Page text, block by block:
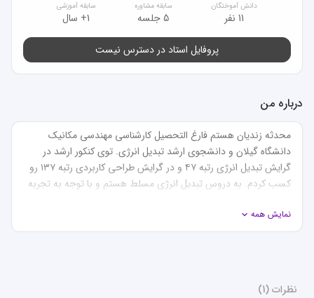
دانش آموختگان
11 نفر
سابقه مشاوره
5 جلسه
سابقه آموزشی
1+ سال
پروفایل استاد در دسترس نیست
درباره من
کمکتون کنم.
نمایش همه
نظرات (1)